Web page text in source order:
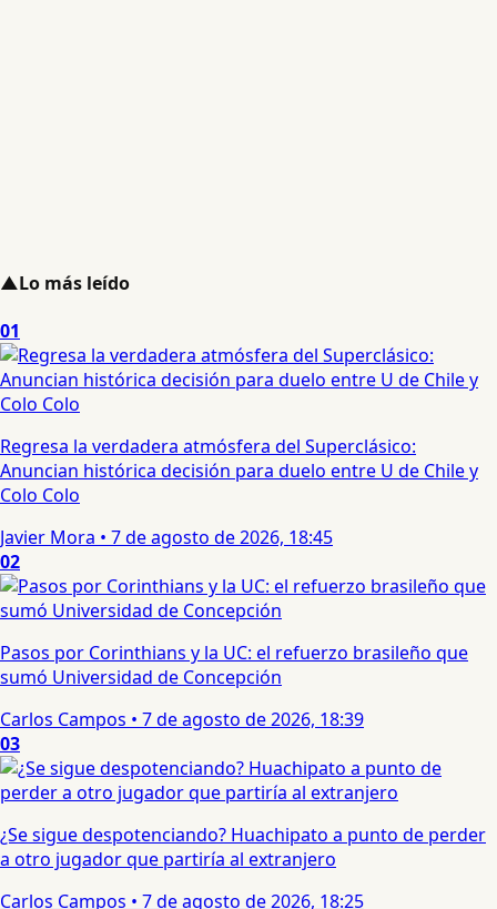
▲Lo más leído
01
Regresa la verdadera atmósfera del Superclásico:
Anuncian histórica decisión para duelo entre U de Chile y
Colo Colo
Javier Mora • 7 de agosto de 2026, 18:45
02
Pasos por Corinthians y la UC: el refuerzo brasileño que
sumó Universidad de Concepción
Carlos Campos • 7 de agosto de 2026, 18:39
03
¿Se sigue despotenciando? Huachipato a punto de perder
a otro jugador que partiría al extranjero
Carlos Campos • 7 de agosto de 2026, 18:25